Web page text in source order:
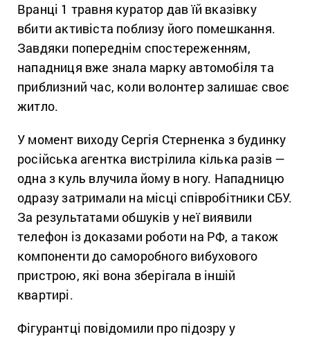
Вранці 1 травня куратор дав їй вказівку
вбити активіста поблизу його помешкання.
Завдяки попереднім спостереженням,
нападниця вже знала марку автомобіля та
приблизний час, коли волонтер залишає своє
житло.
У момент виходу Сергія Стерненка з будинку
російська агентка вистрілила кілька разів —
одна з куль влучила йому в ногу. Нападницю
одразу затримали на місці співробітники СБУ.
За результатами обшуків у неї виявили
телефон із доказами роботи на РФ, а також
компоненти до саморобного вибухового
пристрою, які вона зберігала в іншій
квартирі.
Фігурантці повідомили про підозру у